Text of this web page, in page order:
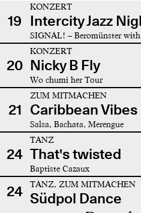
19
KONZERT
Intercity Jazz
SIGNAL! – Beromünster
20
KONZERT
Nicky B Fly
Wo chumi her Tour
21
ZUM MITMACHEN
Caribbean Vibes
Salsa, Bachata, Merengue
24
TANZ
That's twisted
Baptiste Cazaux
24 TANZ, ZUM MITMACHEN
Südpol Dance